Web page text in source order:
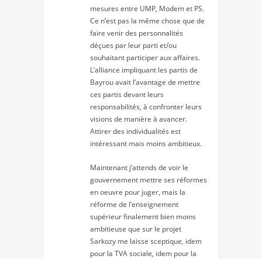
mesures entre UMP, Modem et PS.
Ce n’est pas la même chose que de
faire venir des personnalités
déçues par leur parti et/ou
souhaitant participer aux affaires.
L’alliance impliquant les partis de
Bayrou avait l’avantage de mettre
ces partis devant leurs
responsabilités, à confronter leurs
visions de manière à avancer.
Attirer des individualités est
intéressant mais moins ambitieux.
Maintenant j’attends de voir le
gouvernement mettre ses réformes
en oeuvre pour juger, mais la
réforme de l’enseignement
supérieur finalement bien moins
ambitieuse que sur le projet
Sarkozy me laisse sceptique, idem
pour la TVA sociale, idem pour la